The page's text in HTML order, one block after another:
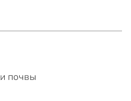
почвы